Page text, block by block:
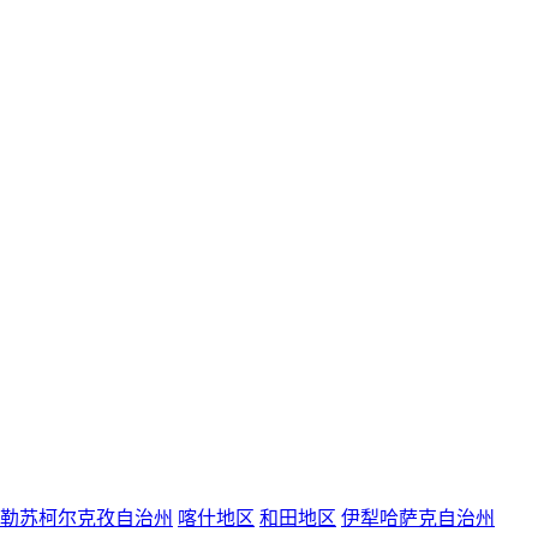
苏柯尔克孜自治州 喀什地区 和田地区 伊犁哈萨克自治州